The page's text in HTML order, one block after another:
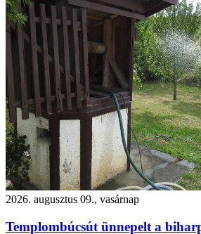
2026. augusztus 09., vasárnap
Templombúcsút ünnepelt a